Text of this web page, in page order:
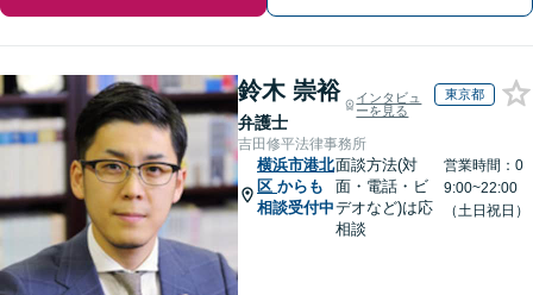
鈴木 崇裕
弁護士
インタビュ
ーを見る
東京都
吉田修平法律事務所
横浜市港北
区 からも
相談受付中
面談方法(対
面・電話・ビ
デオなど)は応
相談
営業時間：0
9:00~22:00
（土日祝日）